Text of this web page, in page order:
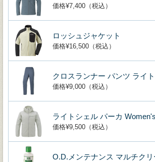
価格¥7,400（税込）
ロッシュジャケット
価格¥16,500（税込）
クロスランナー パンツ ライ
価格¥9,000（税込）
ライトシェル パーカ Women's
価格¥9,500（税込）
O.D.メンテナンス マルチク